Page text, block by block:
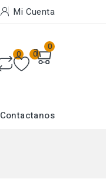
Mi Cuenta
0 0
0
Contactanos